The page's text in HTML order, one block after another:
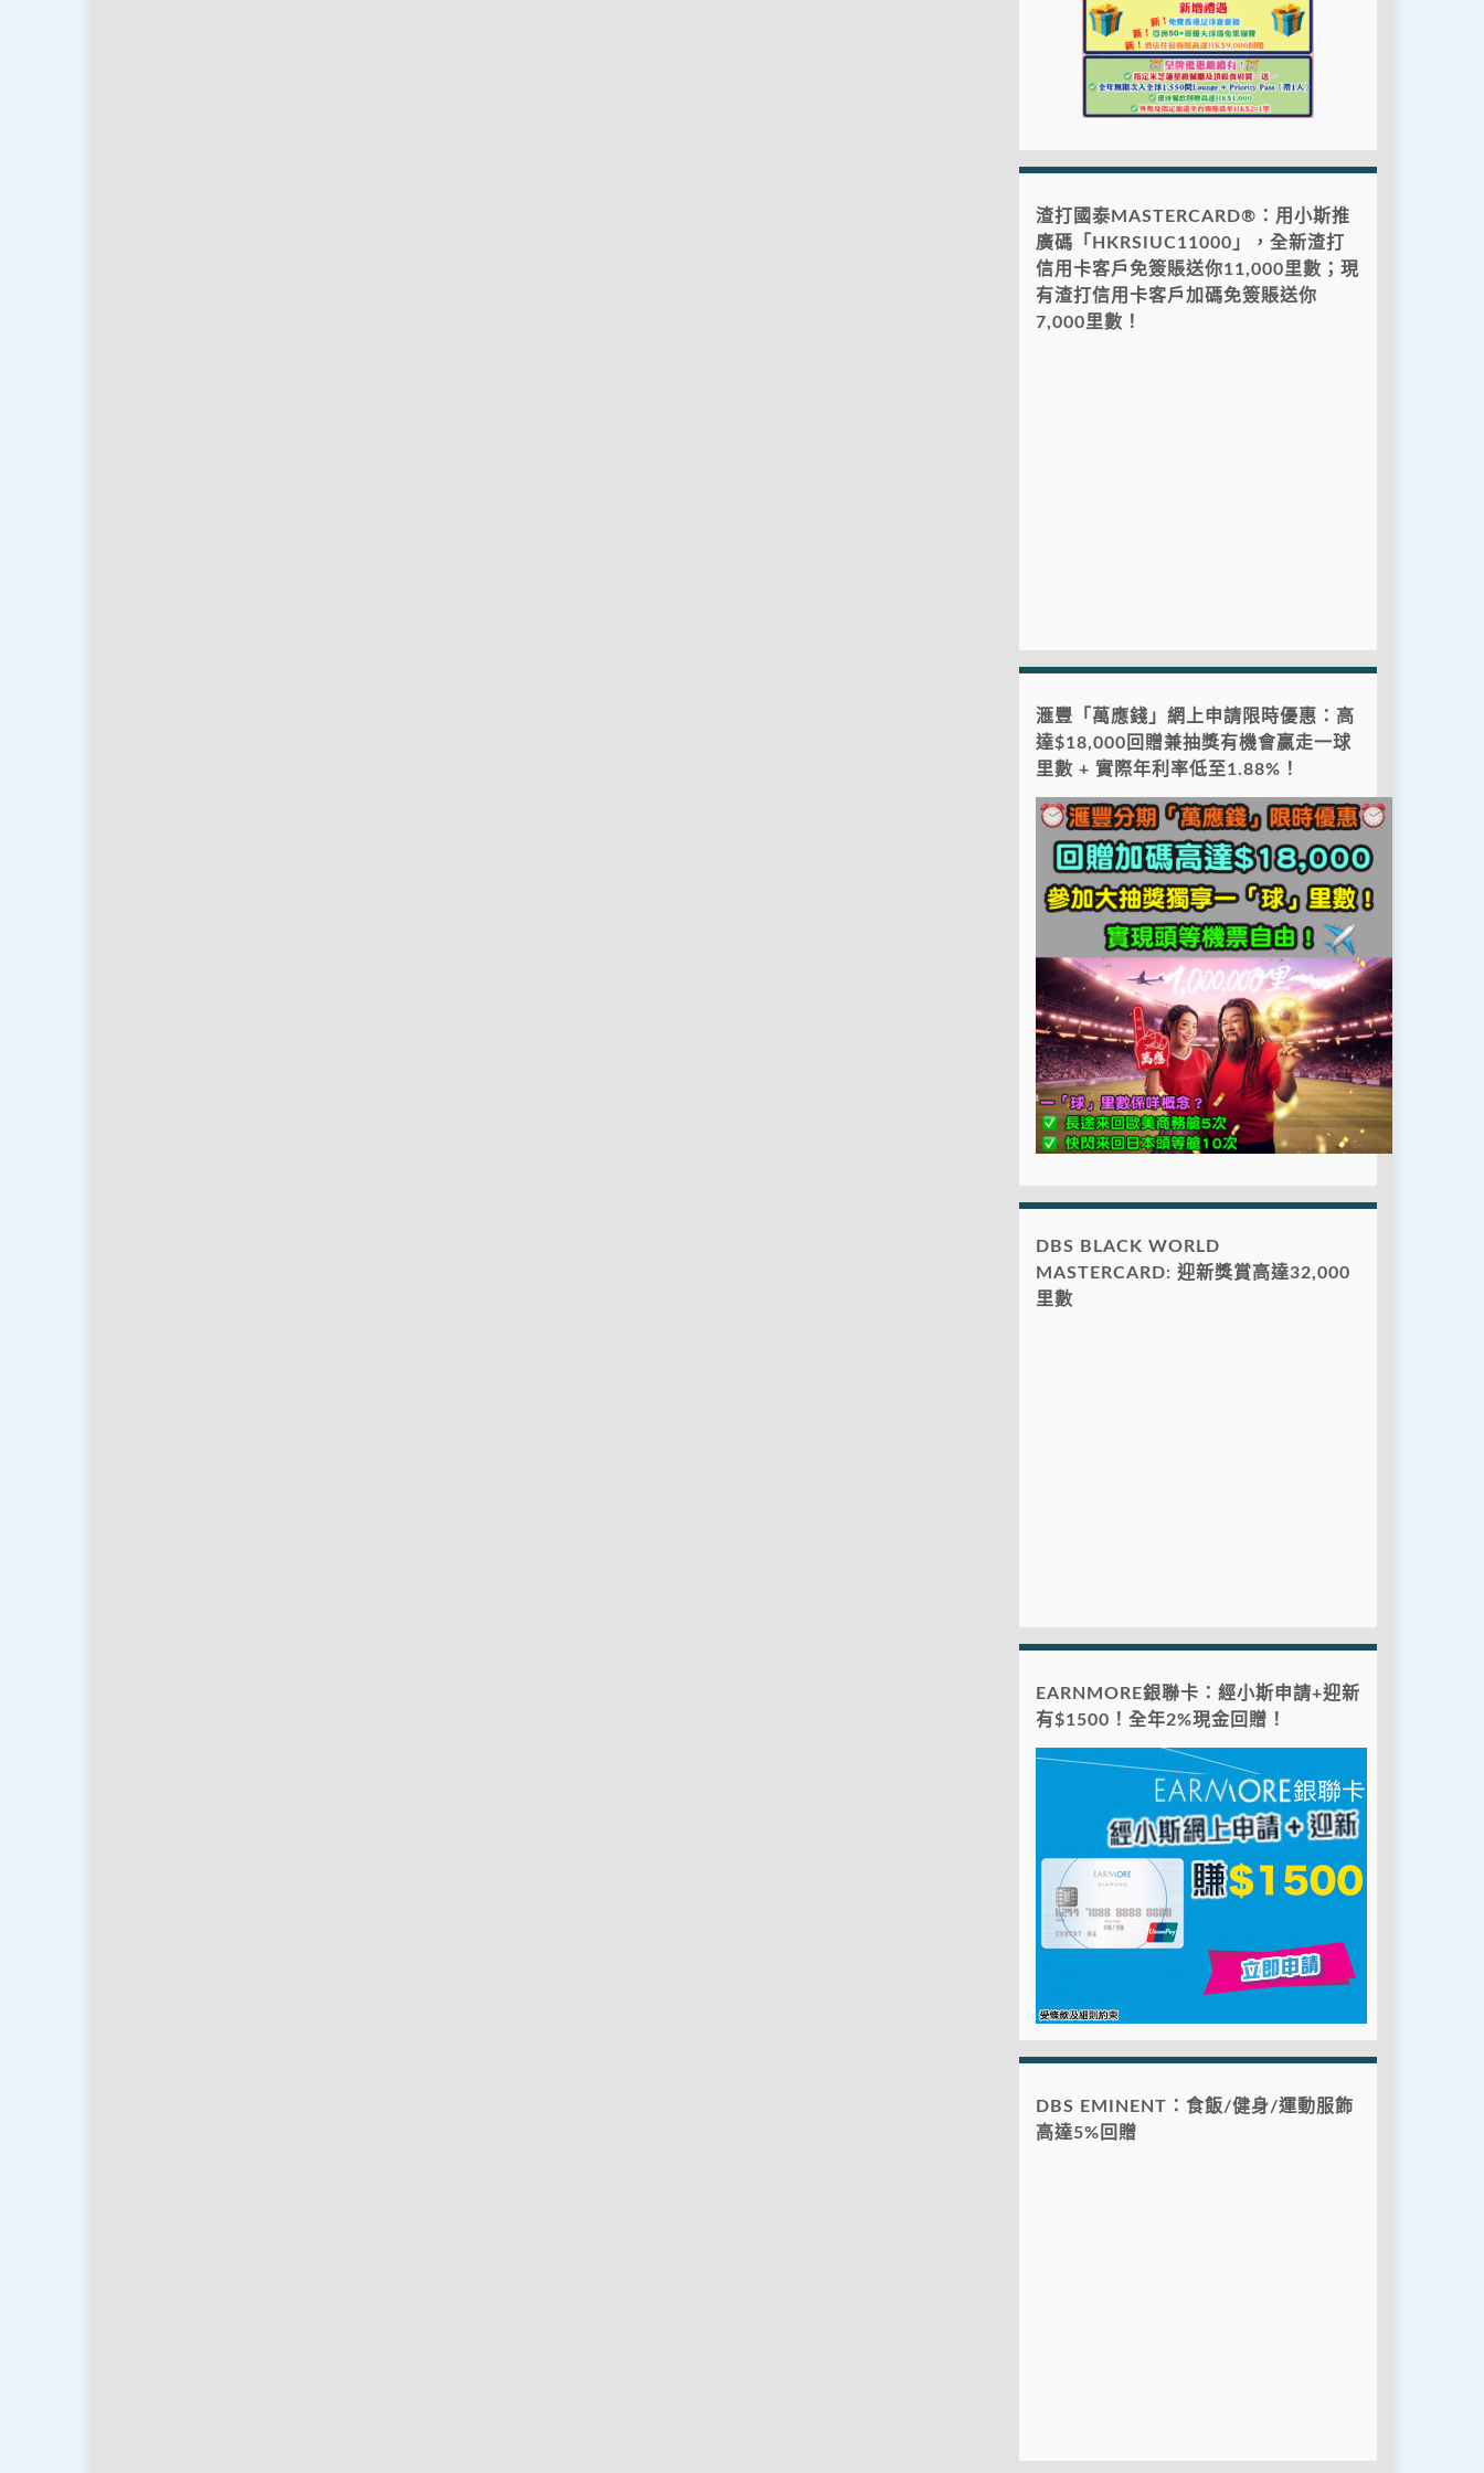
渣打國泰MASTERCARD®：用小斯推
廣碼「HKRSIUC11000」，全新渣打
信用卡客戶免簽賬送你11,000里數；現
有渣打信用卡客戶加碼免簽賬送你
7,000里數！
滙豐「萬應錢」網上申請限時優惠：高
達$18,000回贈兼抽獎有機會贏走一球
里數 + 實際年利率低至1.88%！
DBS BLACK WORLD
MASTERCARD: 迎新獎賞高達32,000
里數
EARNMORE銀聯卡：經小斯申請+迎新
有$1500！全年2%現金回贈！
DBS EMINENT：食飯/健身/運動服飾
高達5%回贈